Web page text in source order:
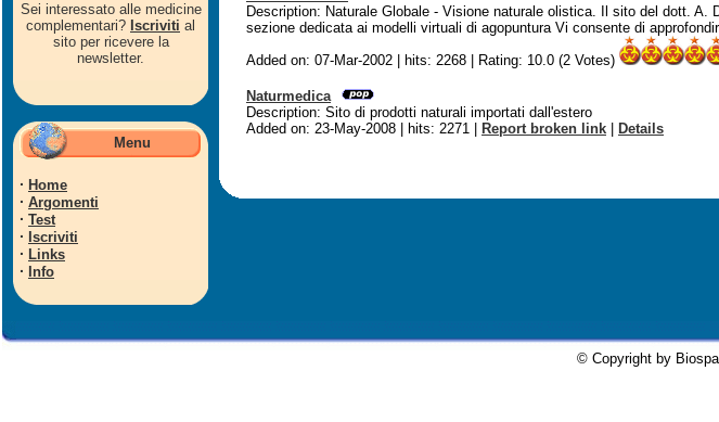
Sei interessato alle medicine
complementari? Iscriviti al
sito per ricevere la
newsletter.
Menu
· Home
· Argomenti
· Test
· Iscriviti
· Links
· Info
Description: Naturale Globale - Visione naturale olistica. Il sito del dott.
sezione dedicata ai modelli virtuali di agopuntura Vi consente di
Added on: 07-Mar-2002 | hits: 2268 | Rating: 10.0 (2 Votes)
Naturmedica
Description: Sito di prodotti naturali importati dall'estero
Added on: 23-May-2008 | hits: 2271 |
Report broken link Details
© Copyright by